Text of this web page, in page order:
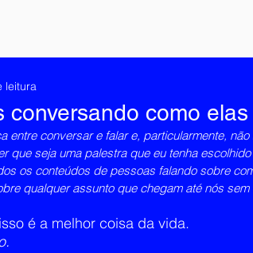
conversando como
leitura
entre conversar e falar e, particularmente,
que seja uma palestra que eu tenha
os conteúdos de pessoas falando sobre
qualquer assunto que chegam até nós
é a melhor coisa da vida.